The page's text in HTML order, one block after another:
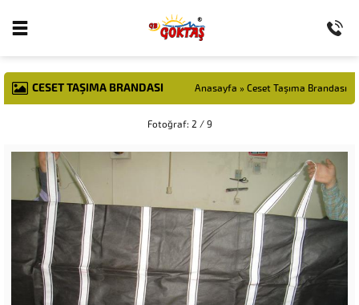
CESET TAŞIMA BRANDASI Anasayfa » Ceset Taşıma Brandası
Fotoğraf: 2 / 9